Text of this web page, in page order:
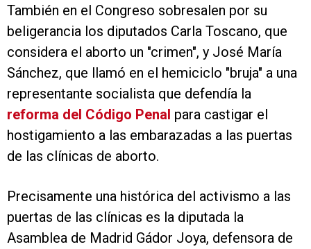
También en el Congreso sobresalen por su
beligerancia los diputados Carla Toscano, que
considera el aborto un "crimen", y José María
Sánchez, que llamó en el hemiciclo "bruja" a una
representante socialista que defendía la
reforma del Código Penal para castigar el
hostigamiento a las embarazadas a las puertas
de las clínicas de aborto.
Precisamente una histórica del activismo a las
puertas de las clínicas es la diputada la
Asamblea de Madrid Gádor Joya, defensora de